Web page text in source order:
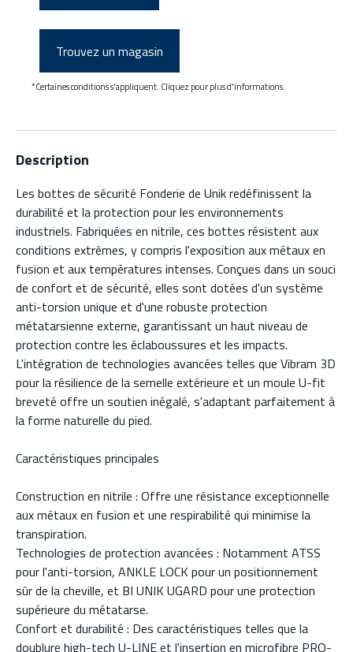
Trouvez un magasin
*Certaines conditions s'appliquent. Cliquez pour plus d'informations.
Description
Les bottes de sécurité Fonderie de Unik redéfinissent la
durabilité et la protection pour les environnements
industriels. Fabriquées en nitrile, ces bottes résistent aux
conditions extrêmes, y compris l'exposition aux métaux en
fusion et aux températures intenses. Conçues dans un souci
de confort et de sécurité, elles sont dotées d'un système
anti-torsion unique et d'une robuste protection
métatarsienne externe, garantissant un haut niveau de
protection contre les éclaboussures et les impacts.
L'intégration de technologies avancées telles que Vibram 3D
pour la résilience de la semelle extérieure et un moule U-fit
breveté offre un soutien inégalé, s'adaptant parfaitement à
la forme naturelle du pied.
Caractéristiques principales
Construction en nitrile : Offre une résistance exceptionnelle
aux métaux en fusion et une respirabilité qui minimise la
transpiration.
Technologies de protection avancées : Notamment ATSS
pour l'anti-torsion, ANKLE LOCK pour un positionnement
sûr de la cheville, et BI UNIK UGARD pour une protection
supérieure du métatarse.
Confort et durabilité : Des caractéristiques telles que la
doublure high-tech U-LINE et l'insertion en microfibre PRO-